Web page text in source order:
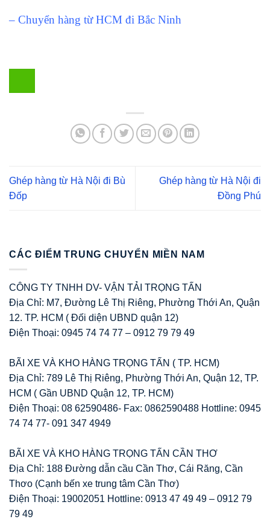
– Chuyển hàng từ HCM đi Bắc Ninh
Ghép hàng từ Hà Nội đi Bù
Đốp
Ghép hàng từ Hà Nội đi
Đồng Phú
CÁC ĐIỂM TRUNG CHUYỂN MIỀN NAM
CÔNG TY TNHH DV- VẬN TẢI TRỌNG TẤN
Địa Chỉ: M7, Đường Lê Thị Riêng, Phường Thới An, Quận
12. TP. HCM ( Đối diện UBND quận 12)
Điện Thoại: 0945 74 74 77 – 0912 79 79 49
BÃI XE VÀ KHO HÀNG TRỌNG TẤN ( TP. HCM)
Địa Chỉ: 789 Lê Thị Riêng, Phường Thới An, Quận 12, TP.
HCM ( Gần UBND Quận 12, TP. HCM)
Điện Thoại: 08 62590486- Fax: 0862590488 Hottline: 0945
74 74 77- 091 347 4949
BÃI XE VÀ KHO HÀNG TRỌNG TẤN CẦN THƠ
Địa Chỉ: 188 Đường dẫn cầu Cần Thơ, Cái Răng, Cần
Thơo (Cạnh bến xe trung tâm Cần Thơ)
Điện Thoại: 19002051 Hottline: 0913 47 49 49 – 0912 79
79 49